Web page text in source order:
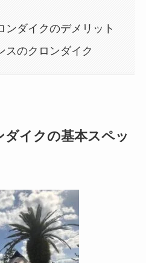
ンダイクのデメリット
スのクロンダイク
ダイクの基本スペッ